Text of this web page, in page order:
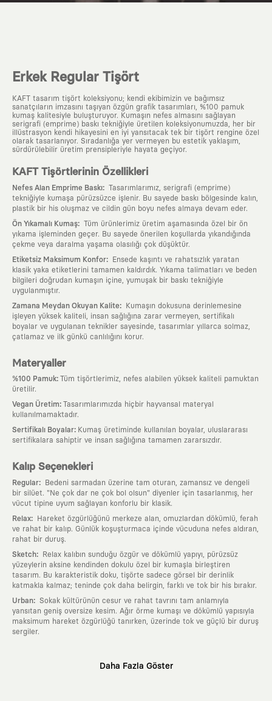
Erkek Regular Tişört
KAFT tasarım tişört koleksiyonu; kendi ekibimizin ve bağımsız
sanatçıların imzasını taşıyan özgün grafik tasarımları, %100 pamuk
kumaş kalitesiyle buluşturuyor. Kumaşın nefes almasını sağlayan
serigrafi (emprime) baskı tekniğiyle üretilen koleksiyonumuzda, her bir
illüstrasyon kendi hikayesini en iyi yansıtacak tek bir tişört rengine özel
olarak tasarlanıyor. Sıradanlığa yer vermeyen bu estetik yaklaşım,
sürdürülebilir üretim prensipleriyle hayata geçiyor.
KAFT Tişörtlerinin Özellikleri
Nefes Alan Emprime Baskı: Tasarımlarımız, serigrafi (emprime)
tekniğiyle kumaşa pürüzsüzce işlenir. Bu sayede baskı bölgesinde kalın,
plastik bir his oluşmaz ve cildin gün boyu nefes almaya devam eder.
Ön Yıkamalı Kumaş: Tüm ürünlerimiz üretim aşamasında özel bir ön
yıkama işleminden geçer. Bu sayede önerilen koşullarda yıkandığında
çekme veya daralma yaşama olasılığı çok düşüktür.
Etiketsiz Maksimum Konfor:
Ensede kaşıntı ve rahatsızlık yaratan
klasik yaka etiketlerini tamamen kaldırdık. Yıkama talimatları ve beden
bilgileri doğrudan kumaşın içine, yumuşak bir baskı tekniğiyle
uygulanmıştır.
Zamana Meydan Okuyan Kalite:
Kumaşın dokusuna derinlemesine
işleyen yüksek kaliteli, insan sağlığına zarar vermeyen, sertifikalı
boyalar ve uygulanan teknikler sayesinde, tasarımlar yıllarca solmaz,
çatlamaz ve ilk günkü canlılığını korur.
Materyaller
%100 Pamuk: Tüm tişörtlerimiz, nefes alabilen yüksek kaliteli pamuktan
üretilir.
Vegan Üretim: Tasarımlarımızda hiçbir hayvansal materyal
kullanılmamaktadır.
Sertifikalı Boyalar: Kumaş üretiminde kullanılan boyalar, uluslararası
sertifikalara sahiptir ve insan sağlığına tamamen zararsızdır.
Kalıp Seçenekleri
Regular:
Bedeni sarmadan üzerine tam oturan, zamansız ve dengeli
bir silüet. "Ne çok dar ne çok bol olsun" diyenler için tasarlanmış, her
vücut tipine uyum sağlayan konforlu bir klasik.
Relax:
Hareket özgürlüğünü merkeze alan, omuzlardan dökümlü, ferah
ve rahat bir kalıp. Günlük koşuşturmaca içinde vücuduna nefes aldıran,
rahat bir duruş.
Sketch:
Relax kalıbın sunduğu özgür ve dökümlü yapıyı, pürüzsüz
yüzeylerin aksine kendinden dokulu özel bir kumaşla birleştiren
tasarım. Bu karakteristik doku, tişörte sadece görsel bir derinlik
katmakla kalmaz; teninde çok daha belirgin, farklı ve tok bir his bırakır.
Urban: Sokak kültürünün cesur ve rahat tavrını tam anlamıyla
yansıtan geniş oversize kesim. Ağır örme kumaşı ve dökümlü yapısıyla
maksimum hareket özgürlüğü tanırken, üzerinde tok ve güçlü bir duruş
sergiler.
Daha Fazla Göster